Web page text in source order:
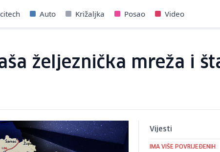
Auto Križaljka Posao Video
željeznička mreža i
Vijesti
IMA VIŠE POVRIJEĐENIH